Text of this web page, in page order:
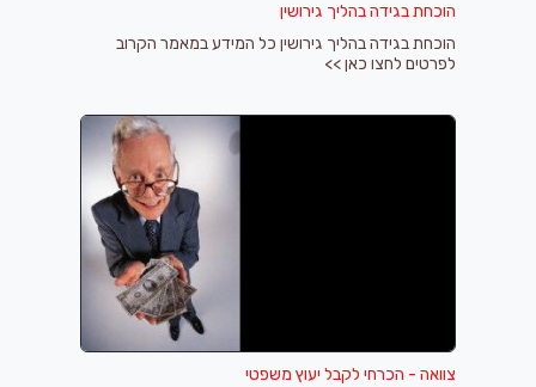
הוכחת בגידה בהליך גירושין
הוכחת בגידה בהליך גירושין כל המידע במאמר הקרוב
לפרטים לחצו כאן >>
צוואה - הכרחי לקבל יעוץ משפטי